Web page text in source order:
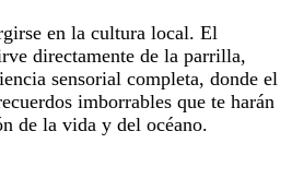
en la cultura local. El
directamente de la parrilla,
sensorial completa, donde el
imborrables que te harán
de la vida y del océano.